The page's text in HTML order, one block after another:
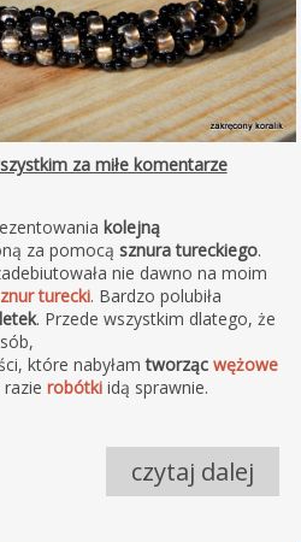
za miłe komentarze
kolejną
za pomocą sznura tureckiego.
nie dawno na moim
turecki. Bardzo polubiła
. Przede wszystkim dlatego, że
które nabyłamtworząc wężowe
robótkiidą sprawnie.
czytaj dalej